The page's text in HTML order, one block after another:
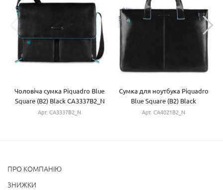
Чоловіча сумка Piquadro Blue
Square (B2) Black CA3337B2_N
Арт. CA3337B2_N
Cумка для ноутбука Piquadro
Blue Square (B2) Black
CA4021B2_N
Арт. CA4021B2_N
ПРО КОМПАНІЮ
ЗНИЖКИ